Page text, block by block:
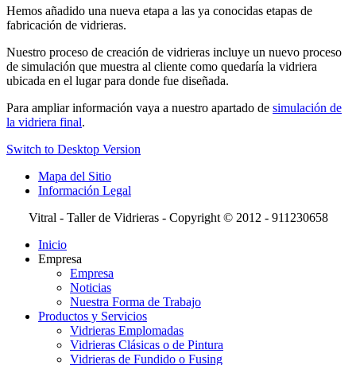
Hemos añadido una nueva etapa a las ya conocidas etapas de
fabricación de vidrieras.
Nuestro proceso de creación de vidrieras incluye un nuevo proceso
de simulación que muestra al cliente como quedaría la vidriera
ubicada en el lugar para donde fue diseñada.
Para ampliar información vaya a nuestro apartado de simulación de
la vidriera final.
Switch to Desktop Version
Mapa del Sitio
Información Legal
Vitral - Taller de Vidrieras - Copyright © 2012 - 911230658
Inicio
Empresa
Empresa
Noticias
Nuestra Forma de Trabajo
Productos y Servicios
Vidrieras Emplomadas
Vidrieras Clásicas o de Pintura
Vidrieras de Fundido o Fusing